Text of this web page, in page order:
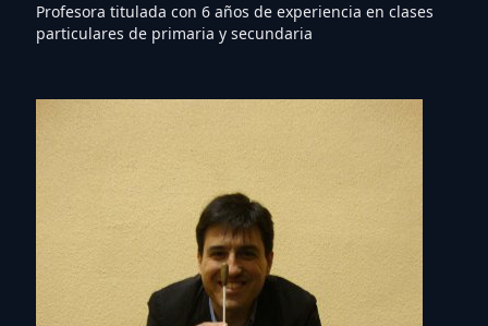
Profesora titulada con 6 años de experiencia en clases
particulares de primaria y secundaria